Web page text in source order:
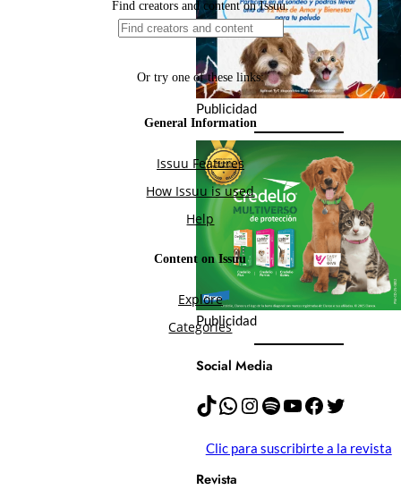
Publicidad
Publicidad
Social Media
TikTok WhatsApp Instagram Spotify YouTube Facebook Twitter
Clic para suscribirte a la revista
Revista